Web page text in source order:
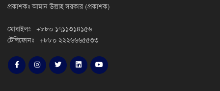
প্রকাশকঃ আমান উল্লাহ সরকার (প্রকাশক)
মোবাইলঃ +৮৮০ ১৭১১৩১৪১৫৬
টেলিফোনঃ +৮৮০ ২২২৬৬৬৫৫৩৩